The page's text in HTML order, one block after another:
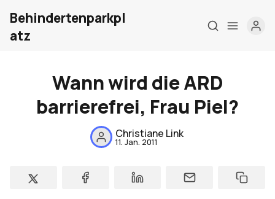
Meine Firma
Behindertenparkpl
atz
Wann wird die ARD
barrierefrei, Frau Piel?
Christiane Link
11. Jan. 2011